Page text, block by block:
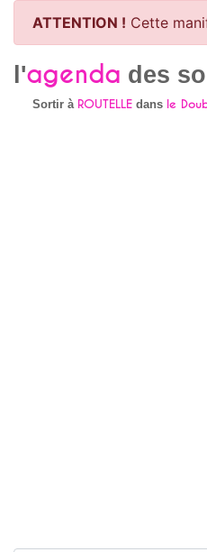
ATTENTION ! Cette
l'agenda des
Sortir à ROUTELLEdans le